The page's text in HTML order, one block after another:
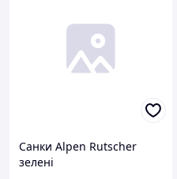
Санки Alpen Rutscher
зелені